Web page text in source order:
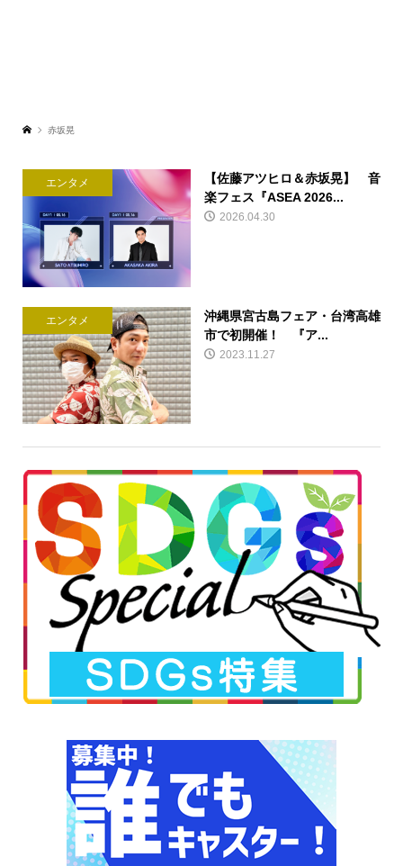
赤坂晃
エンタメ
【佐藤アツヒロ＆赤坂晃】 音
楽フェス『ASEA 2026...
2026.04.30
エンタメ
沖縄県宮古島フェア・台湾高雄
市で初開催！ 『ア...
2023.11.27